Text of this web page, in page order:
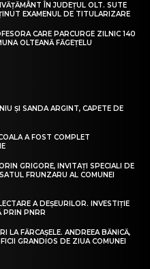
ÎN JUDEȚUL OLT. SUTE
EXAMENUL DE TITULARIZARE
CARE PARCURGE ZILNIC 140
OLTEANĂ FĂGEȚELU
ȘI SANDA ARGINT, CAPETE DE
A FOST COMPLET
GRIGORE, INVITAȚI SPECIALI DE
FRUNZARU AL COMUNEI
A DEȘEURILOR. INVESTIȚIE
PRIN PNRR
LA FĂRCAȘELE. ANDREEA BĂNICĂ,
GRANDIOS DE ZIUA COMUNEI